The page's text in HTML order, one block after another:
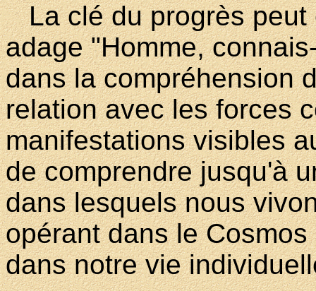
La clé du progrès peut
adage "Homme,
dans la compréhension
relation avec les forces
manifestations visibles
de comprendre jusqu'à
dans lesquels nous
opérant dans le
dans notre vie